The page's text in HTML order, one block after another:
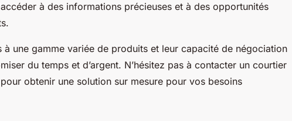
à des informations précieuses et à des opportunités
à une gamme variée de produits et leur capacité de négociation
du temps et d’argent. N’hésitez pas à contacter un courtier
obtenir une solution sur mesure pour vos besoins